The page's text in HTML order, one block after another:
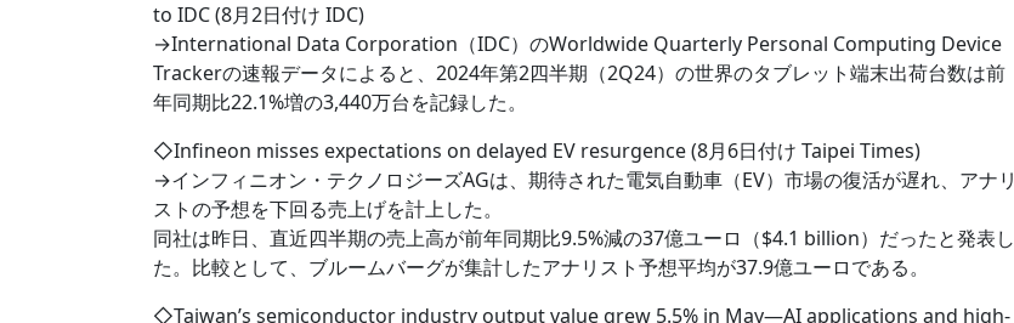
to IDC (8月2日付け IDC)
→International Data Corporation（IDC）のWorldwide Quarterly Personal Computing Device
Trackerの速報データによると、2024年第2四半期（2Q24）の世界のタブレット端末出荷台数は前
年同期比22.1%増の3,440万台を記録した。
◇Infineon misses expectations on delayed EV resurgence (8月6日付け Taipei Times)
→インフィニオン・テクノロジーズAGは、期待された電気自動車（EV）市場の復活が遅れ、アナリ
ストの予想を下回る売上げを計上した。
同社は昨日、直近四半期の売上高が前年同期比9.5%減の37億ユーロ（$4.1 billion）だったと発表し
た。比較として、ブルームバーグが集計したアナリスト予想平均が37.9億ユーロである。
◇Taiwan’s semiconductor industry output value grew 5.5% in May―AI applications and high-